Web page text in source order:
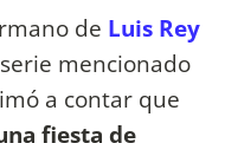
de Luis Rey
mencionado
a contar que
fiesta de